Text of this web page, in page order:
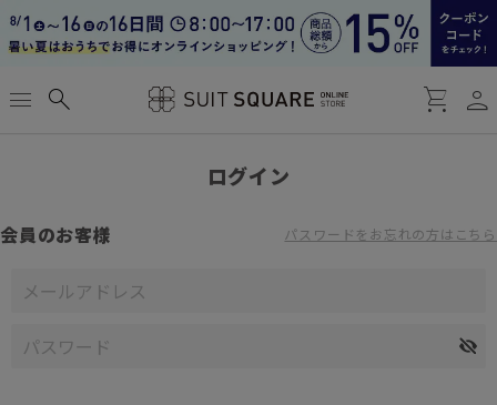
menu search shopping_cart person
ログイン
会員のお客様 パスワードをお忘れの方はこちら